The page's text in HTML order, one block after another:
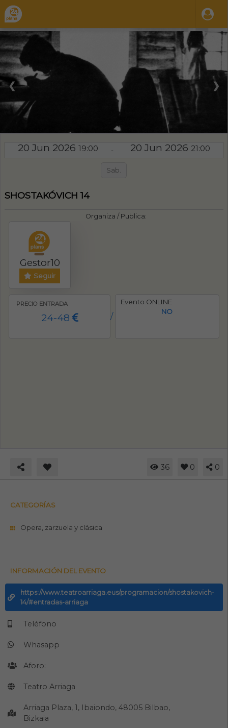
❮ ❯
20 Jun 202619:00 - 20 Jun 2026 21:00
Sab.
SHOSTAKÓVICH 14
Organiza / Publica:
Gestor10
Seguir
PRECIO ENTRADA
24-48 /
Evento ONLINE
NO
36 0 0
CATEGORÍAS
Opera, zarzuela y clásica
INFORMACIÓN DEL EVENTO
https://www.teatroarriaga.eus/programacion/shostakovich-
14/#entradas-arriaga
Teléfono
Whasapp
Aforo:
Teatro Arriaga
Arriaga Plaza, 1, Ibaiondo, 48005 Bilbao,
Bizkaia